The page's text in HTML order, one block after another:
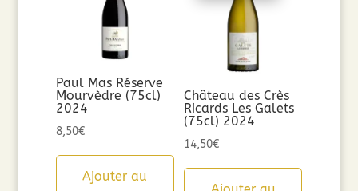
Paul Mas Réserve
Mourvèdre (75cl)
2024
8,50€
Ajouter au
Château des Crès
Ricards Les Galets
(75cl) 2024
14,50€